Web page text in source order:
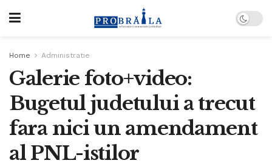
Home Administratie
Galerie foto+video:
Bugetul judetului a trecut
fara nici un amendament
al PNL-istilor